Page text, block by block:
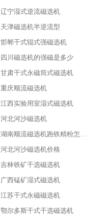
辽宁湿式逆流磁选机
天津磁选机半逆流型
邯郸干式辊式强磁选机
四川磁选机的强磁是多少
甘肃干式永磁筒式磁选机
重庆顺流磁选机
江西实验用室湿式磁选机
河北河沙磁选机
湖南顺流磁选机跑铁精粉怎么处理
河北河沙磁选机价格
吉林铁矿干选磁选机
广西锰矿湿式磁选机
江苏干式永磁磁选机
鄂尔多斯干式干选磁选机